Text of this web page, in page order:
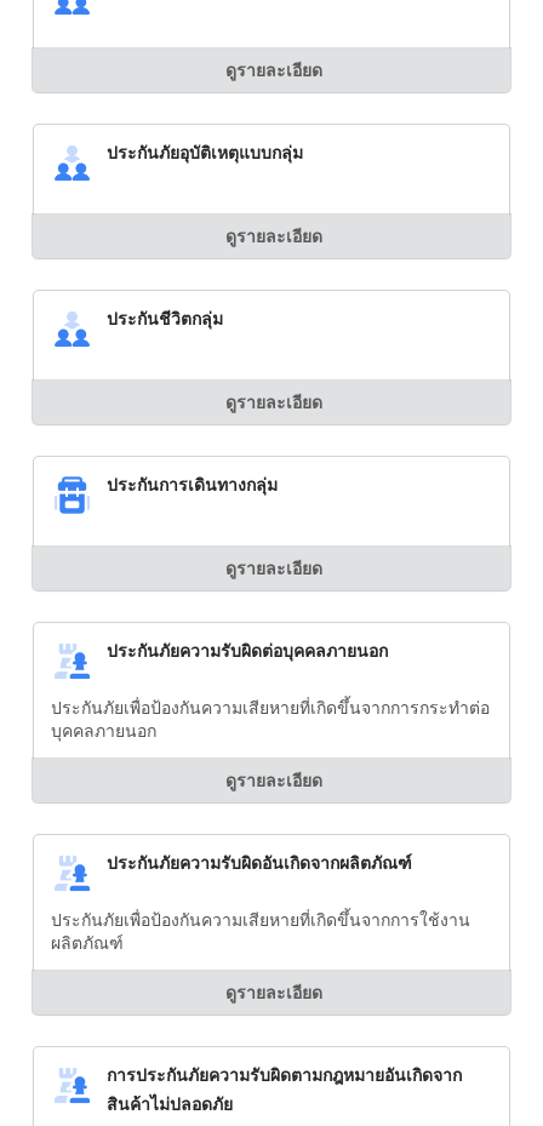
ดูรายละเอียด
ประกันภัยอุบัติเหตุแบบกลุ่ม
ดูรายละเอียด
ประกันชีวิตกลุ่ม
ดูรายละเอียด
ประกันการเดินทางกลุ่ม
ดูรายละเอียด
ประกันภัยความรับผิดต่อบุคคลภายนอก
ประกันภัยเพื่อป้องกันความเสียหายที่เกิดขึ้นจากการกระทำต่อ
บุคคลภายนอก
ดูรายละเอียด
ประกันภัยความรับผิดอันเกิดจากผลิตภัณฑ์
ประกันภัยเพื่อป้องกันความเสียหายที่เกิดขึ้นจากการใช้งาน
ผลิตภัณฑ์
ดูรายละเอียด
การประกันภัยความรับผิดตามกฎหมายอันเกิดจาก
สินค้าไม่ปลอดภัย